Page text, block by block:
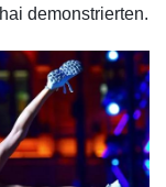
demonstrierten.